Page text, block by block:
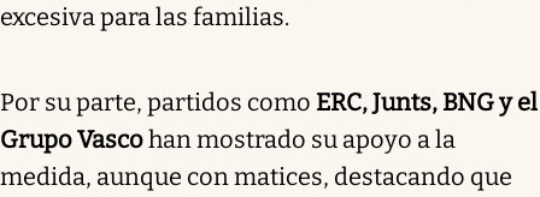
excesiva para las familias.
Por su parte, partidos como ERC, Junts, BNG y el
Grupo Vascohan mostrado su apoyo a la
medida, aunque con matices, destacando que